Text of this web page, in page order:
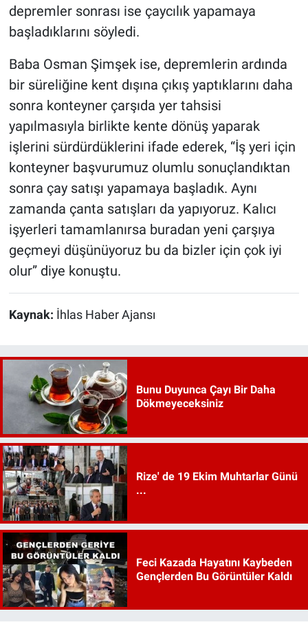
depremler sonrası ise çaycılık yapamaya
başladıklarını söyledi.
Baba Osman Şimşek ise, depremlerin ardında
bir süreliğine kent dışına çıkış yaptıklarını daha
sonra konteyner çarşıda yer tahsisi
yapılmasıyla birlikte kente dönüş yaparak
işlerini sürdürdüklerini ifade ederek, “İş yeri için
konteyner başvurumuz olumlu sonuçlandıktan
sonra çay satışı yapamaya başladık. Aynı
zamanda çanta satışları da yapıyoruz. Kalıcı
işyerleri tamamlanırsa buradan yeni çarşıya
geçmeyi düşünüyoruz bu da bizler için çok iyi
olur” diye konuştu.
Kaynak: İhlas Haber Ajansı
Bunu Duyunca Çayı Bir Daha
Dökmeyeceksiniz
Rize' de 19 Ekim Muhtarlar Günü
...
Feci Kazada Hayatını Kaybeden
Gençlerden Bu Görüntüler Kaldı